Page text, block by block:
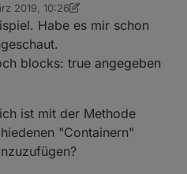
das Element bei mir gar nicht.
Adapter installieren?
ich auch noch nicht,
eigenen Blocks "liefern"..
Telegram-Adapter:
2019, 10:26
thewhobox3. Nov. 2019, 11:27
Habe es mir schon
blocks: true angegeben
ist mit der Methode
"Containern"